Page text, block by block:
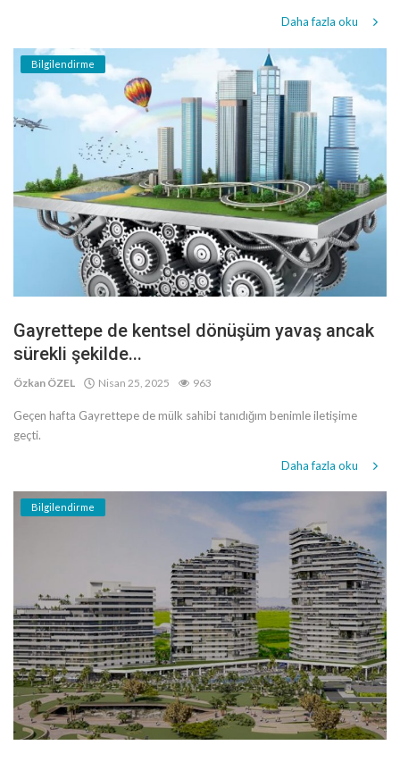
Daha fazla oku
Bilgilendirme
Gayrettepe de kentsel dönüşüm yavaş ancak
sürekli şekilde...
Özkan ÖZEL Nisan 25, 2025 963
Geçen hafta Gayrettepe de mülk sahibi tanıdığım benimle iletişime
geçti.
Daha fazla oku
Bilgilendirme